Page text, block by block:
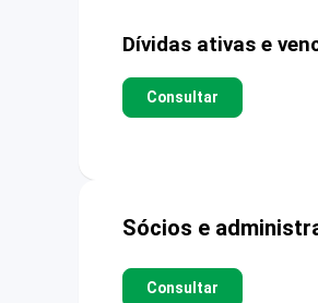
Dívidas ativas e
Consultar
Sócios e
Consultar